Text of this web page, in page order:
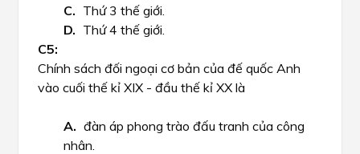
Thứ 3 thế giới.
Thứ 4 thế giới.
Chính sách đối ngoại cơ bản của đế quốc Anh
vào cuối thế kỉ XIX - đầu thế kỉ XX là
đàn áp phong trào đấu tranh của công
nhân.